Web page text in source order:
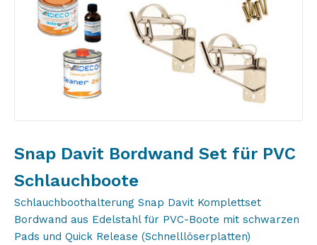
Snap Davit Bordwand Set für PVC
Schlauchboote
Schlauchboothalterung Snap Davit Komplettset
Bordwand aus Edelstahl für PVC-Boote mit schwarzen
Pads und Quick Release (Schnelllöserplatten)